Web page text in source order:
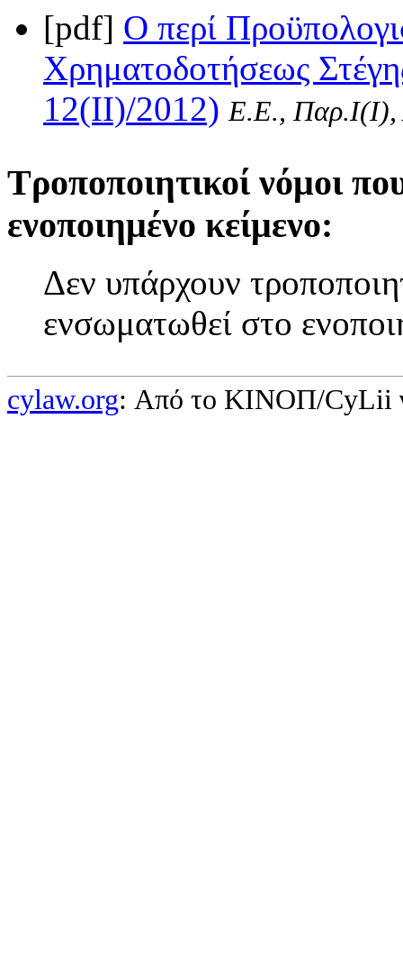
[pdf] Ο περί
Χρηματοδοτήσεως
12(II)/2012) Ε.Ε., Παρ.Ι(I),
Τροποποιητικοί νόμοι
ενοποιημένο κείμενο:
Δεν υπάρχουν
ενσωματωθεί στο
cylaw.org: Από το ΚΙΝOΠ/CyLii